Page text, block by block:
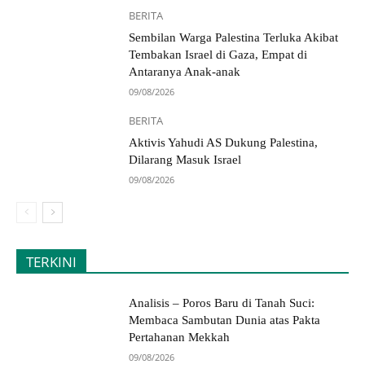
BERITA
Sembilan Warga Palestina Terluka Akibat
Tembakan Israel di Gaza, Empat di
Antaranya Anak-anak
09/08/2026
BERITA
Aktivis Yahudi AS Dukung Palestina,
Dilarang Masuk Israel
09/08/2026
TERKINI
Analisis – Poros Baru di Tanah Suci:
Membaca Sambutan Dunia atas Pakta
Pertahanan Mekkah
09/08/2026